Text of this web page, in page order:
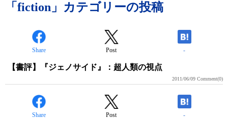
「fiction」カテゴリーの投稿
Share Post -
【書評】『ジェノサイド』：超人類の視点
2011/06/09 Comment(0)
Share Post -